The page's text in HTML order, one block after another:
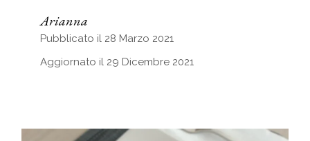
Arianna
Pubblicato il 28 Marzo 2021
Aggiornato il 29 Dicembre 2021